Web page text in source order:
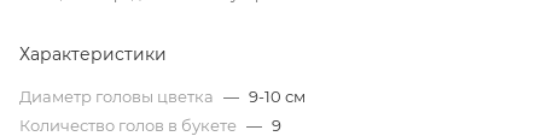
Характеристики
Диаметр головы цветка — 9-10 см
Количество голов в букете — 9